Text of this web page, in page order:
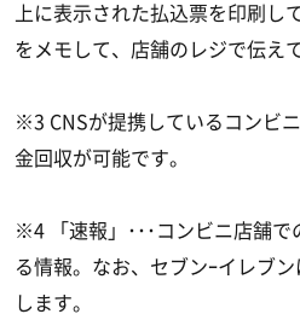
上に表示された払込票を印刷し
をメモして、店舗のレジで伝え
※3 CNSが提携しているコンビ
金回収が可能です。
※4 「速報」･･･コンビニ店舗
る情報。なお、セブンｰイレブ
します。